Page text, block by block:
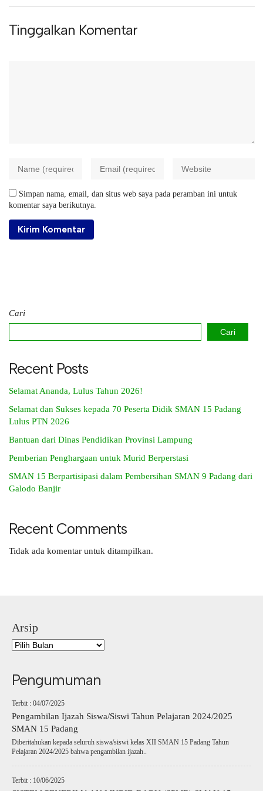
Tinggalkan Komentar
Simpan nama, email, dan situs web saya pada peramban ini untuk
komentar saya berikutnya.
Cari
Cari
Recent Posts
Selamat Ananda, Lulus Tahun 2026!
Selamat dan Sukses kepada 70 Peserta Didik SMAN 15 Padang
Lulus PTN 2026
Bantuan dari Dinas Pendidikan Provinsi Lampung
Pemberian Penghargaan untuk Murid Berperstasi
SMAN 15 Berpartisipasi dalam Pembersihan SMAN 9 Padang dari
Galodo Banjir
Recent Comments
Tidak ada komentar untuk ditampilkan.
Arsip
Pengumuman
Terbit : 04/07/2025
Pengambilan Ijazah Siswa/Siswi Tahun Pelajaran 2024/2025
SMAN 15 Padang
Diberitahukan kepada seluruh siswa/siswi kelas XII SMAN 15 Padang Tahun
Pelajaran 2024/2025 bahwa pengambilan ijazah..
Terbit : 10/06/2025